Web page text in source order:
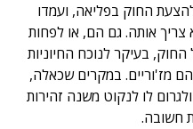
החוק בפליאה, ועמדו
אותה. גם הם, או לפחות
בעיקר לנוכח החיוניות
מז'וריים. במקרים שכאלה,
לו לנקוט משנה זהירות
חשובה.